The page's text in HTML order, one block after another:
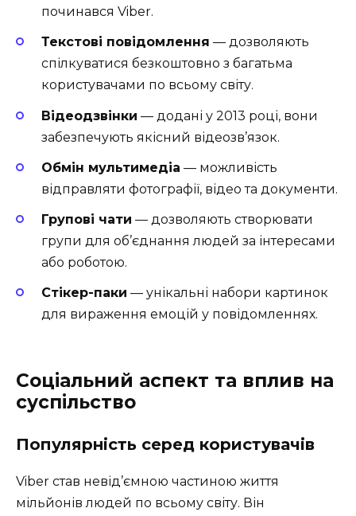
починався Viber.
Текстові повідомлення — дозволяють
спілкуватися безкоштовно з багатьма
користувачами по всьому світу.
Відеодзвінки — додані у 2013 році, вони
забезпечують якісний відеозв’язок.
Обмін мультимедіа — можливість
відправляти фотографії, відео та документи.
Групові чати — дозволяють створювати
групи для об’єднання людей за інтересами
або роботою.
Стікер-паки — унікальні набори картинок
для вираження емоцій у повідомленнях.
Соціальний аспект та вплив на
суспільство
Популярність серед користувачів
Viber став невід’ємною частиною життя
мільйонів людей по всьому світу. Він